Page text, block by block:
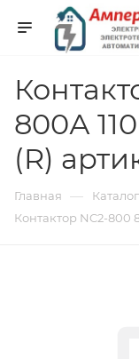
800А
(R)
Главная — Каталог
Контактор NC2-800